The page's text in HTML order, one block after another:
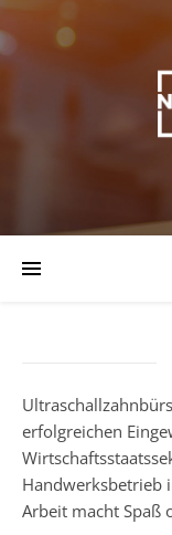
erfolgreichen
Handwerksbetrieb
Arbeit macht Spaß